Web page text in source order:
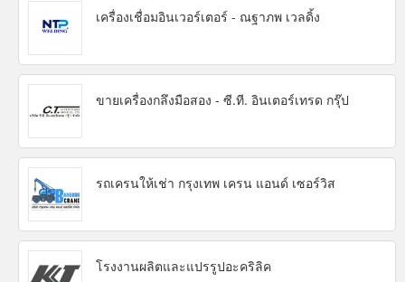
เครื่องเชื่อมอินเวอร์เตอร์ - ณฐาภพ เวลดิ้ง
ขายเครื่องกลึงมือสอง - ซี.ที. อินเตอร์เทรด กรุ๊ป
รถเครนให้เช่า กรุงเทพ เครน แอนด์ เซอร์วิส
โรงงานผลิตและแปรรูปอะคริลิค